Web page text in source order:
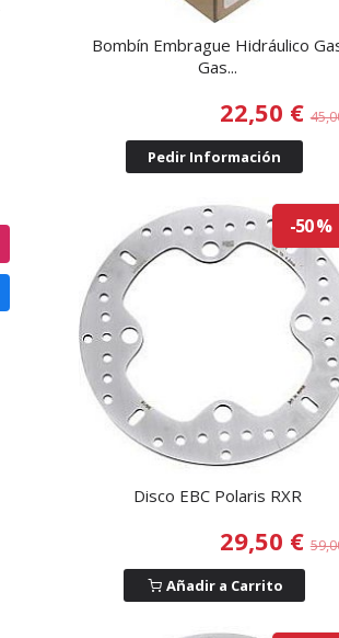
Bombín Embrague Hidráulico
Gas...
22,50 €
Pedir Información
-50 %
Disco EBC Polaris RXR
29,50 €
Añadir a Carrito